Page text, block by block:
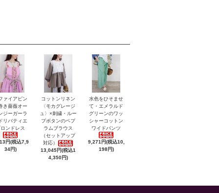
ァイアピン
き薔薇オー
ジーガーラ
リバティエ
ンドレス
円(税込7,9
34円)
コットンリネン
〈モカグレージ
ュ〉×刺繍・ルー
プボタンのペプ
ラムブラウス
（セットアップ
対応）
13,045円(税込1
4,350円)
水色をひそませ
て・エメラルド
グリーンのワッ
シャーコットン
ワイドパンツ
9,271円(税込10,
198円)